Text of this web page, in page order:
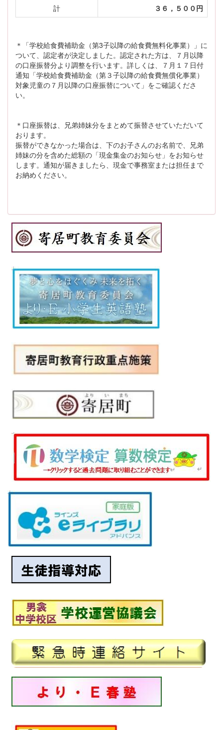
計
３６，５００円
＊「学校給食費補助金（第3子以降の給食費無料化事業）」に
ついて、認定者が決定しました。認定された方は、７月以降
の口座振替分より調整を行います。詳しくは、７月１７日付
通知「学校給食費補助金（第３子以降の給食費無償化事業）
対象児童の７月以降の口座振替について」をご確認くださ
い。
＊口座振替は、兄弟姉妹分をまとめて振替させていただいて
おります。
振替ができなかった場合は、下のお子さんのお名前で、兄弟
姉妹の分を含めた総額の「現金集金のお知らせ」をお知らせ
します。通知が届きましたら、現金で事務室または担任まで
お納めください。